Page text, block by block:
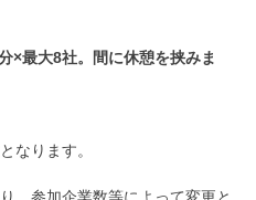
×最大8社。間に休憩を挟みま
なります。